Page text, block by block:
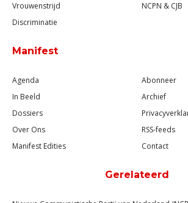
Vrouwenstrijd
Discriminatie
NCPN & CJB
Manifest
Agenda
In Beeld
Dossiers
Over Ons
Manifest Edities
Abonneer
Archief
RSS-feeds
Contact
Gerelateerd